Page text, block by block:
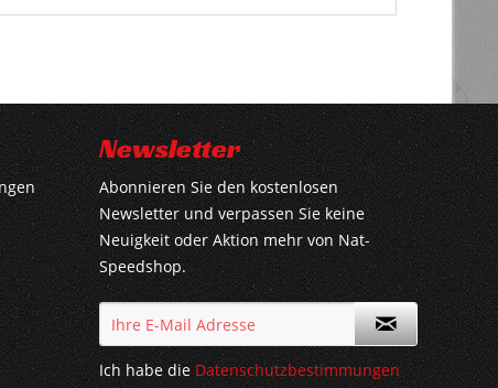
Newsletter
Abonnieren Sie den kostenlosen
Newsletter und verpassen Sie keine
Neuigkeit oder Aktion mehr von Nat-
Speedshop.
Ich habe dieDatenschutzbestimmungen